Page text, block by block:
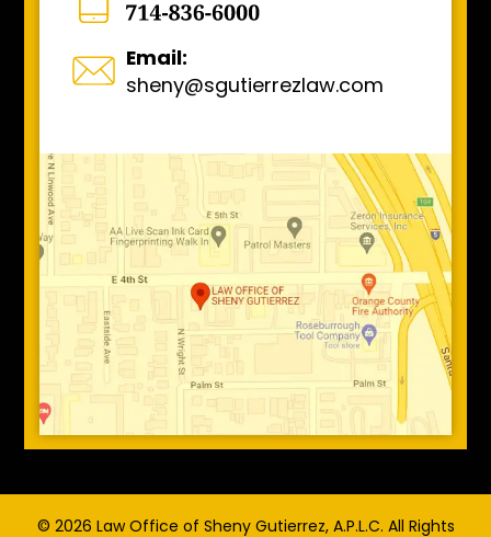
Email:
sheny@sgutierrezlaw.com
© 2026 Law Office of Sheny Gutierrez, A.P.L.C. All Rights